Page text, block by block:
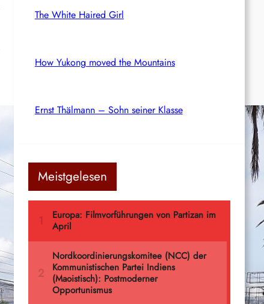
The White Haired Girl
How Yukong moved the Mountains
Ernst Thälmann – Sohn seiner Klasse
Meistgelesen